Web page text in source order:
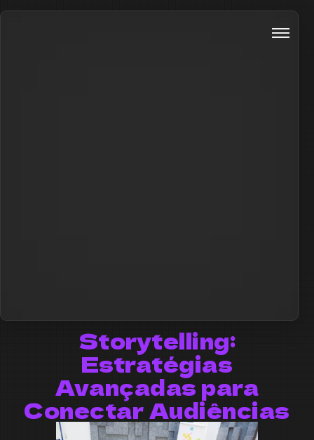
Storytelling:
Estratégias
Avançadas para
Conectar Audiências